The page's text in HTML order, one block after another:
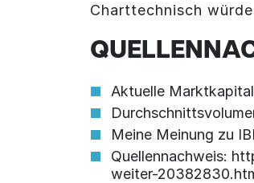
Charttechnisch
Aktuelle
Meine Meinung zu
Quellennachweis:
weiter-